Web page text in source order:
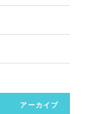
アーカイブ